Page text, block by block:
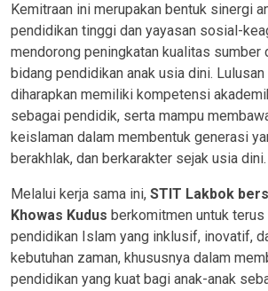
Kemitraan ini merupakan bentuk sinergi
pendidikan tinggi dan yayasan sosial-
mendorong peningkatan kualitas sumber
bidang pendidikan anak usia dini.
diharapkan memiliki kompetensi
sebagai pendidik, serta mampu
keislaman dalam membentuk generasi
berakhlak, dan berkarakter sejak usia dini.
Melalui kerja sama ini, STIT Lakbok
Khowas Kudus berkomitmen untuk terus
pendidikan Islam yang inklusif, inovatif,
kebutuhan zaman, khususnya dalam
pendidikan yang kuat bagi anak-anak